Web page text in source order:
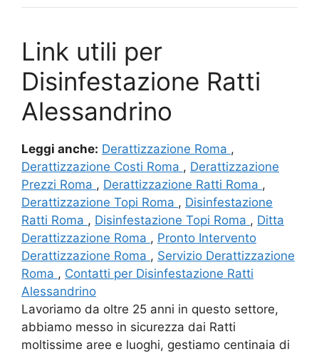
Link utili per
Disinfestazione Ratti
Alessandrino
Leggi anche: Derattizzazione Roma ,
Derattizzazione Costi Roma , Derattizzazione
Prezzi Roma , Derattizzazione Ratti Roma ,
Derattizzazione Topi Roma , Disinfestazione
Ratti Roma , Disinfestazione Topi Roma , Ditta
Derattizzazione Roma , Pronto Intervento
Derattizzazione Roma , Servizio Derattizzazione
Roma , Contatti per Disinfestazione Ratti
Alessandrino
Lavoriamo da oltre 25 anni in questo settore,
abbiamo messo in sicurezza dai Ratti
moltissime aree e luoghi, gestiamo centinaia di